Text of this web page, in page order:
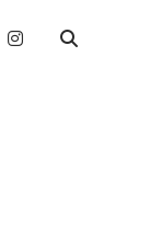
instagram